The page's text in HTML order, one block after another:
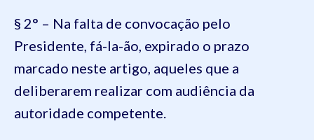
§ 2° – Na falta de convocação pelo
Presidente, fá-la-ão, expirado o prazo
marcado neste artigo, aqueles que a
deliberarem realizar com audiência da
autoridade competente.